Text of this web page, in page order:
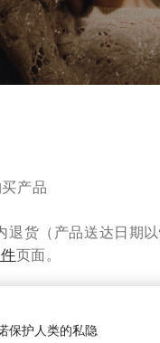
产品
退货（产品送达日期
页面。
保护人类的私隐